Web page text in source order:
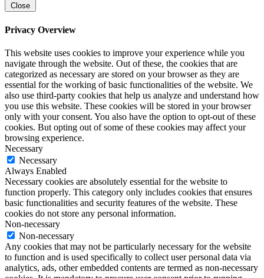
Close
Privacy Overview
This website uses cookies to improve your experience while you
navigate through the website. Out of these, the cookies that are
categorized as necessary are stored on your browser as they are
essential for the working of basic functionalities of the website. We
also use third-party cookies that help us analyze and understand how
you use this website. These cookies will be stored in your browser
only with your consent. You also have the option to opt-out of these
cookies. But opting out of some of these cookies may affect your
browsing experience.
Necessary
Necessary
Always Enabled
Necessary cookies are absolutely essential for the website to
function properly. This category only includes cookies that ensures
basic functionalities and security features of the website. These
cookies do not store any personal information.
Non-necessary
Non-necessary
Any cookies that may not be particularly necessary for the website
to function and is used specifically to collect user personal data via
analytics, ads, other embedded contents are termed as non-necessary